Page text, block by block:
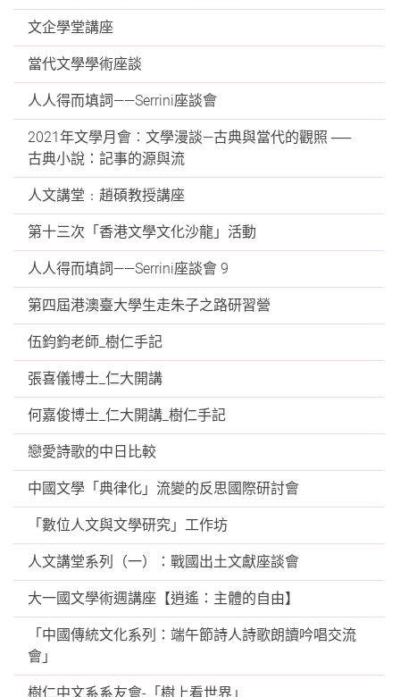
文企學堂講座
當代文學學術座談
人人得而填詞——Serrini座談會
2021年文學月會︰文學漫談—古典與當代的觀照 ──
古典小說：記事的源與流
人文講堂﹕趙碩教授講座
第十三次「香港文學文化沙龍」活動
人人得而填詞——Serrini座談會 9
第四屆港澳臺大學生走朱子之路研習營
伍鈞鈞老師_樹仁手記
張喜儀博士_仁大開講
何嘉俊博士_仁大開講_樹仁手記
戀愛詩歌的中日比較
中國文學「典律化」流變的反思國際研討會
「數位人文與文學研究」工作坊
人文講堂系列（一）：戰國出土文獻座談會
大一國文學術週講座【逍遙：主體的自由】
「中國傳統文化系列：端午節詩人詩歌朗讀吟唱交流
會」
樹仁中文系系友會-「樹上看世界」